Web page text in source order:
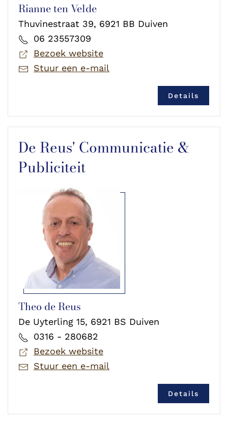
Rianne ten Velde
Thuvinestraat 39, 6921 BB Duiven
06 23557309
Bezoek website
Stuur een e-mail
Details
De Reus' Communicatie &
Publiciteit
Theo de Reus
De Uyterling 15, 6921 BS Duiven
0316 - 280682
Bezoek website
Stuur een e-mail
Details